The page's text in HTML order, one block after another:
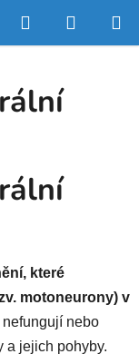
Hledat
KOŠÍK
které
motoneurony) v
nefungují nebo
a jejich pohyby.